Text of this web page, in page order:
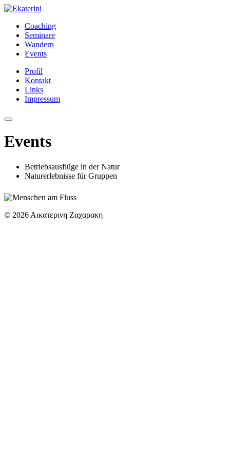
Coaching
Seminare
Wandern
Events
Profil
Kontakt
Links
Impressum
Events
Betriebsausflüge in der Natur
Naturerlebnisse für Gruppen
© 2026 Αικατερινη Ζαχαρακη